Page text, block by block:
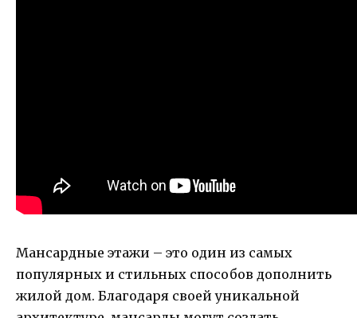
Мансардные этажи – это один из самых
популярных и стильных способов дополнить
жилой дом. Благодаря своей уникальной